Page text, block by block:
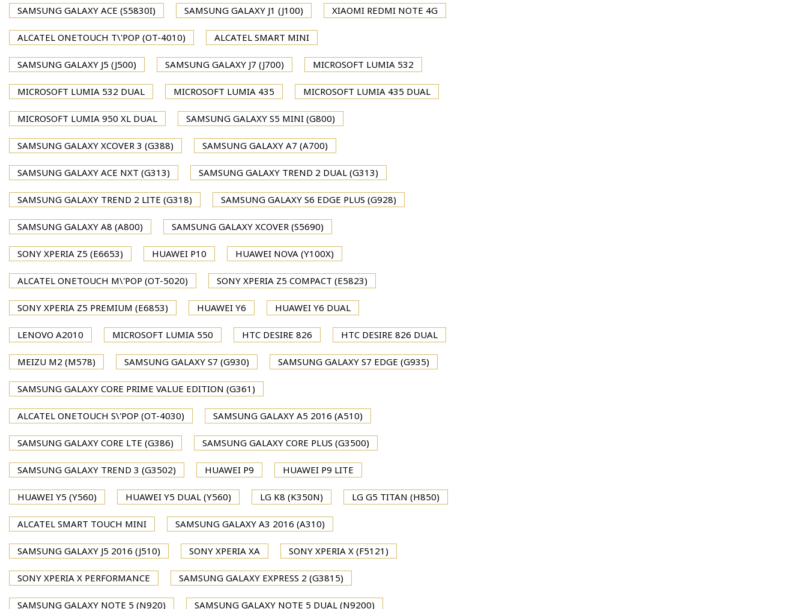
SAMSUNG GALAXY ACE (S5830I) SAMSUNG GALAXY J1 (J100) XIAOMI REDMI NOTE 4G
ALCATEL ONETOUCH T\'POP (OT-4010) ALCATEL SMART MINI
SAMSUNG GALAXY J5 (J500) SAMSUNG GALAXY J7 (J700) MICROSOFT LUMIA 532
MICROSOFT LUMIA 532 DUAL MICROSOFT LUMIA 435 MICROSOFT LUMIA 435 DUAL
MICROSOFT LUMIA 950 XL DUAL SAMSUNG GALAXY S5 MINI (G800)
SAMSUNG GALAXY XCOVER 3 (G388) SAMSUNG GALAXY A7 (A700)
SAMSUNG GALAXY ACE NXT (G313) SAMSUNG GALAXY TREND 2 DUAL (G313)
SAMSUNG GALAXY TREND 2 LITE (G318) SAMSUNG GALAXY S6 EDGE PLUS (G928)
SAMSUNG GALAXY A8 (A800) SAMSUNG GALAXY XCOVER (S5690)
SONY XPERIA Z5 (E6653) HUAWEI P10 HUAWEI NOVA (Y100X)
ALCATEL ONETOUCH M\'POP (OT-5020) SONY XPERIA Z5 COMPACT (E5823)
SONY XPERIA Z5 PREMIUM (E6853) HUAWEI Y6 HUAWEI Y6 DUAL
LENOVO A2010 MICROSOFT LUMIA 550 HTC DESIRE 826 HTC DESIRE 826 DUAL
MEIZU M2 (M578) SAMSUNG GALAXY S7 (G930) SAMSUNG GALAXY S7 EDGE (G935)
SAMSUNG GALAXY CORE PRIME VALUE EDITION (G361)
ALCATEL ONETOUCH S\'POP (OT-4030) SAMSUNG GALAXY A5 2016 (A510)
SAMSUNG GALAXY CORE LTE (G386) SAMSUNG GALAXY CORE PLUS (G3500)
SAMSUNG GALAXY TREND 3 (G3502) HUAWEI P9 HUAWEI P9 LITE
HUAWEI Y5 (Y560) HUAWEI Y5 DUAL (Y560) LG K8 (K350N) LG G5 TITAN (H850)
ALCATEL SMART TOUCH MINI SAMSUNG GALAXY A3 2016 (A310)
SAMSUNG GALAXY J5 2016 (J510) SONY XPERIA XA SONY XPERIA X (F5121)
SONY XPERIA X PERFORMANCE SAMSUNG GALAXY EXPRESS 2 (G3815)
SAMSUNG GALAXY NOTE 5 (N920) SAMSUNG GALAXY NOTE 5 DUAL (N9200)